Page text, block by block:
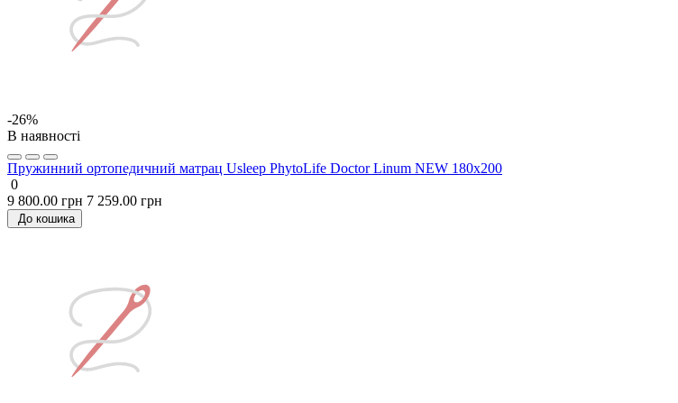
-26%
В наявності
Пружинний ортопедичний матрац Usleep PhytoLife Doctor Linum NEW 180х200
0
9 800.00 грн 7 259.00 грн
До кошика